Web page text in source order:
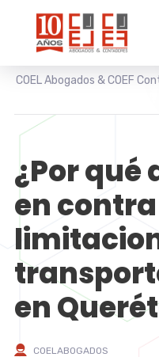
COEL Abogados & COEF
¿Por
en
en
COELABOGADOS